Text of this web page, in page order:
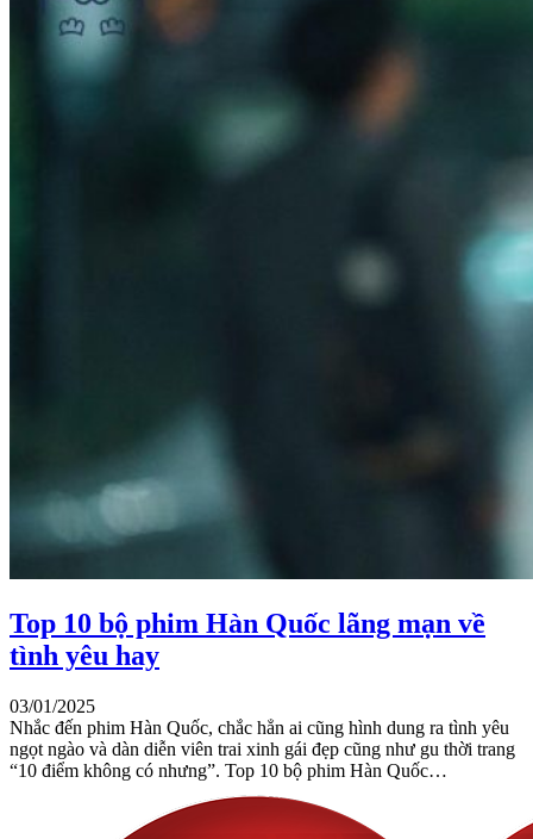
Top 10 bộ phim Hàn Quốc lãng mạn về
tình yêu hay
03/01/2025
Nhắc đến phim Hàn Quốc, chắc hẳn ai cũng hình dung ra tình yêu
ngọt ngào và dàn diễn viên trai xinh gái đẹp cũng như gu thời trang
“10 điểm không có nhưng”. Top 10 bộ phim Hàn Quốc…